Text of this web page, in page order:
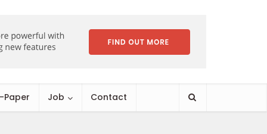
Paper Job Contact